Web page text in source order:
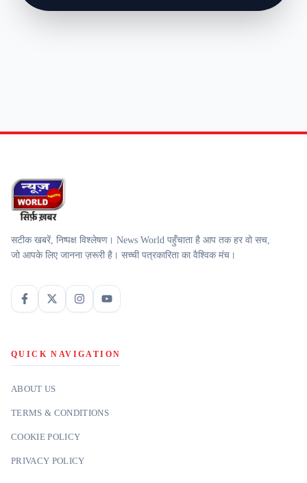
सटीक खबरें, निष्पक्ष विश्लेषण। News World पहुँचाता है आप तक हर वो सच,
जो आपके लिए जानना ज़रूरी है। सच्ची पत्रकारिता का वैश्विक मंच।
QUICK NAVIGATION
ABOUT US
TERMS & CONDITIONS
COOKIE POLICY
PRIVACY POLICY